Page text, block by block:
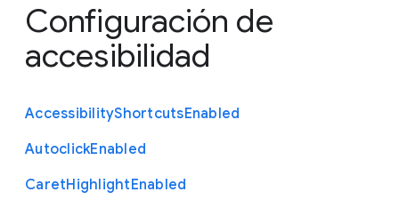
Configuración de
accesibilidad
AccessibilityShortcutsEnabled
AutoclickEnabled
CaretHighlightEnabled